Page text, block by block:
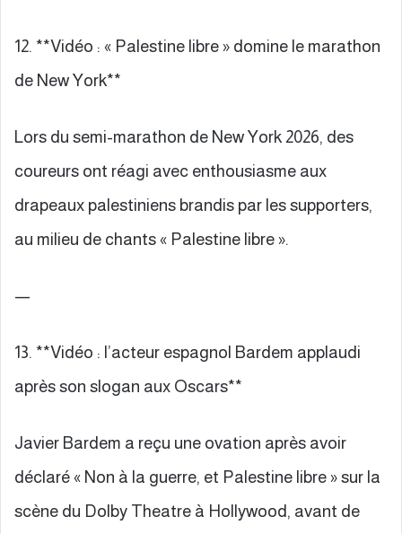
12. **Vidéo : « Palestine libre » domine le marathon
de New York**
Lors du semi-marathon de New York 2026, des
coureurs ont réagi avec enthousiasme aux
drapeaux palestiniens brandis par les supporters,
au milieu de chants « Palestine libre ».
—
13. **Vidéo : l’acteur espagnol Bardem applaudi
après son slogan aux Oscars**
Javier Bardem a reçu une ovation après avoir
déclaré « Non à la guerre, et Palestine libre » sur la
scène du Dolby Theatre à Hollywood, avant de